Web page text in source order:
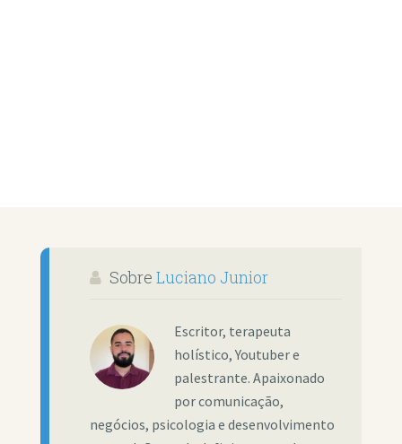
Sobre Luciano Junior
Escritor, terapeuta
holístico, Youtuber e
palestrante. Apaixonado
por comunicação,
negócios, psicologia e desenvolvimento